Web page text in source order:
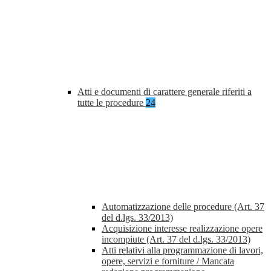
Atti e documenti di carattere generale riferiti a
tutte le procedure 24
Automatizzazione delle procedure (Art. 37
del d.lgs. 33/2013)
Acquisizione interesse realizzazione opere
incompiute (Art. 37 del d.lgs. 33/2013)
Atti relativi alla programmazione di lavori,
opere, servizi e forniture / Mancata